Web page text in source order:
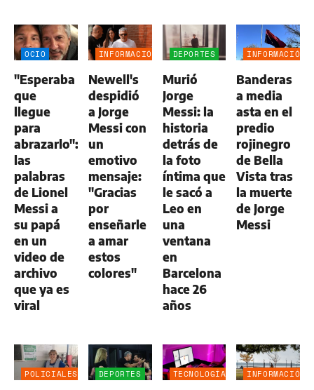
OCIO
"Esperaba
que
llegue
para
abrazarlo":
las
palabras
de Lionel
Messi a
su papá
en un
video de
archivo
que ya es
viral
INFORMACIÓN
Newell's
despidió
a Jorge
Messi con
un
emotivo
mensaje:
"Gracias
por
enseñarle
a amar
estos
colores"
DEPORTES
Murió
Jorge
Messi: la
historia
detrás de
la foto
íntima que
le sacó a
Leo en
una
ventana
en
Barcelona
hace 26
años
INFORMACIÓN
Banderas
a media
asta en el
predio
rojinegro
de Bella
Vista tras
la muerte
de Jorge
Messi
POLICIALES DEPORTES TECNOLOGÍA
INFORMACIÓN